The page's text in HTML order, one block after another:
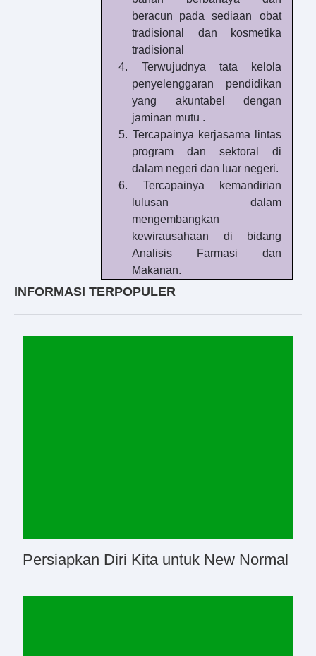
beracun
pada sediaan obat
tradisional dan kosmetika
tradisional
4.
Terwujudnya tata kelola
penyelenggaran pendidikan
yang akuntabel dengan
jaminan mutu .
5. Tercapainya kerjasama lintas
program dan sektoral di
dalam negeri dan luar negeri.
6.
Tercapainya kemandirian
lulusan dalam
mengembangkan
kewirausahaan di bidang
Analisis Farmasi dan
Makanan.
INFORMASI TERPOPULER
Persiapkan Diri Kita untuk New Normal